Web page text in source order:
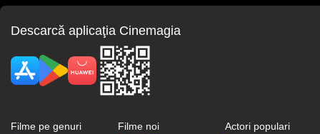
Descarcă aplicaţia Cinemagia
Filme pe genuri Filme noi Actori populari